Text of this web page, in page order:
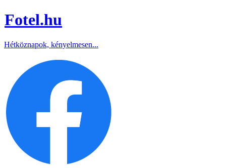
Fotel.hu
Hétköznapok, kényelmesen...